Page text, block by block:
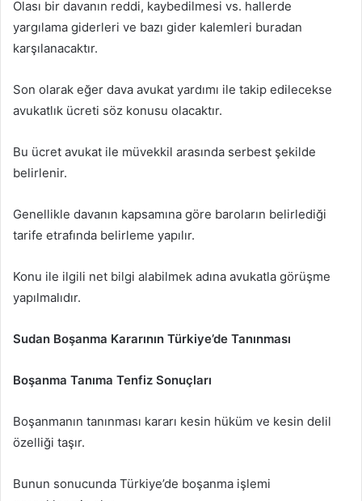
Olası bir davanın reddi, kaybedilmesi vs. hallerde
yargılama giderleri ve bazı gider kalemleri buradan
karşılanacaktır.
Son olarak eğer dava avukat yardımı ile takip edilecekse
avukatlık ücreti söz konusu olacaktır.
Bu ücret avukat ile müvekkil arasında serbest şekilde
belirlenir.
Genellikle davanın kapsamına göre baroların belirlediği
tarife etrafında belirleme yapılır.
Konu ile ilgili net bilgi alabilmek adına avukatla görüşme
yapılmalıdır.
Sudan Boşanma Kararının Türkiye’de Tanınması
Boşanma Tanıma Tenfiz Sonuçları
Boşanmanın tanınması kararı kesin hüküm ve kesin delil
özelliği taşır.
Bunun sonucunda Türkiye’de boşanma işlemi